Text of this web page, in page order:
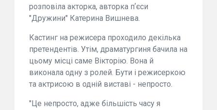
розповіла акторка, авторка пʼєси
"Дружини" Катерина Вишнева.
Кастинг на режисера проходило декілька
претендентів. Утім, драматургиня бачила на
цьому місці саме Вікторію. Вона й
виконала одну з ролей. Бути і режисеркою
та актрисою в одній виставі - непросто.
"Це непросто, адже більшість часу я